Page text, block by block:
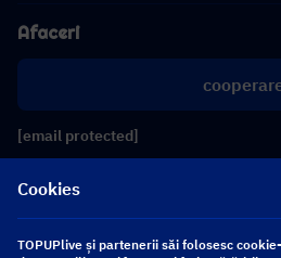
Afaceri
[email protected]
Cookies
TOPUPlive și partenerii săi folosesc